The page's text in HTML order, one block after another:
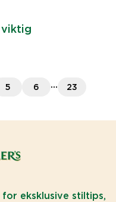
viktig
5 6 ... 23
eksklusive stiltips,